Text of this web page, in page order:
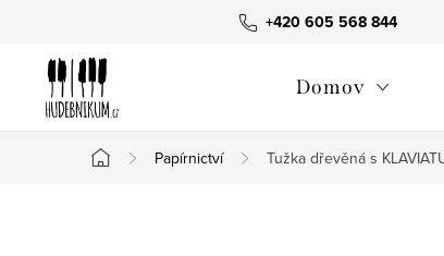
+420 605 568 844
Domov
Domů
Papírnictví Tužka dřevěná s